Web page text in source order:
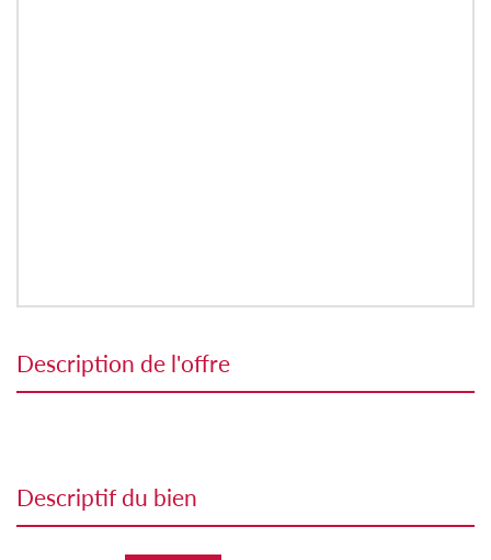
description de l'offre
descriptif du bien